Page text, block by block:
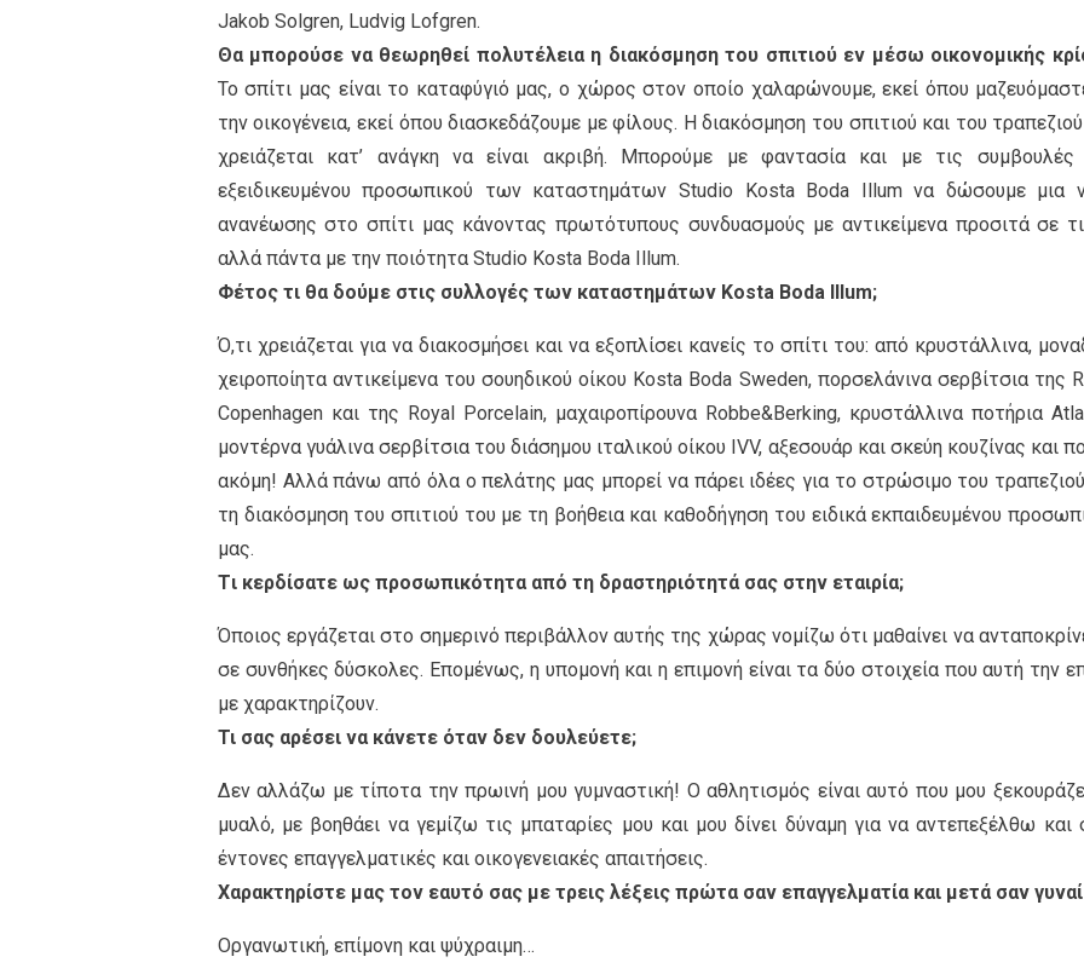
Jakob Solgren, Ludvig Lofgren.
Θα μπορούσε να θεωρηθεί πολυτέλεια η διακόσμηση του σπιτιού εν μέσω οικονομικής
Το σπίτι μας είναι το καταφύγιό μας, ο χώρος στον οποίο χαλαρώνουμε, εκεί όπου
την οικογένεια, εκεί όπου διασκεδάζουμε με φίλους. Η διακόσμηση του σπιτιού και του
χρειάζεται κατ’ ανάγκη να είναι ακριβή. Μπορούμε με φαντασία και με τις συμβουλές
εξειδικευμένου προσωπικού των καταστημάτων Studio Kosta Boda Illum να δώσουμε μια
ανανέωσης στο σπίτι μας κάνοντας πρωτότυπους συνδυασμούς με αντικείμενα προσιτά σε
αλλά πάντα με την ποιότητα Studio Kosta Boda Illum.
Φέτος τι θα δούμε στις συλλογές των καταστημάτων Kosta Boda Illum;
Ό,τι χρειάζεται για να διακοσμήσει και να εξοπλίσει κανείς το σπίτι του: από κρυστάλλινα,
χειροποίητα αντικείμενα του σουηδικού οίκου Kosta Boda Sweden, πορσελάνινα σερβίτσια της
Copenhagen και της Royal Porcelain, μαχαιροπίρουνα Robbe&Berking, κρυστάλλινα ποτήρια
μοντέρνα γυάλινα σερβίτσια του διάσημου ιταλικού οίκου IVV, αξεσουάρ και σκεύη κουζίνας και
ακόμη! Αλλά πάνω από όλα ο πελάτης μας μπορεί να πάρει ιδέες για το στρώσιμο του
τη διακόσμηση του σπιτιού του με τη βοήθεια και καθοδήγηση του ειδικά εκπαιδευμένου
μας.
Tι κερδίσατε ως προσωπικότητα από τη δραστηριότητά σας στην εταιρία;
Όποιος εργάζεται στο σημερινό περιβάλλον αυτής της χώρας νομίζω ότι μαθαίνει να
σε συνθήκες δύσκολες. Επομένως, η υπομονή και η επιμονή είναι τα δύο στοιχεία που αυτή την
με χαρακτηρίζουν.
Τι σας αρέσει να κάνετε όταν δεν δουλεύετε;
∆εν αλλάζω με τίποτα την πρωινή μου γυμναστική! Ο αθλητισμός είναι αυτό που μου
μυαλό, με βοηθάει να γεμίζω τις μπαταρίες μου και μου δίνει δύναμη για να αντεπεξέλθω και
έντονες επαγγελματικές και οικογενειακές απαιτήσεις.
Χαρακτηρίστε μας τον εαυτό σας με τρεις λέξεις πρώτα σαν επαγγελματία και μετά σαν
Οργανωτική, επίμονη και ψύχραιμη…